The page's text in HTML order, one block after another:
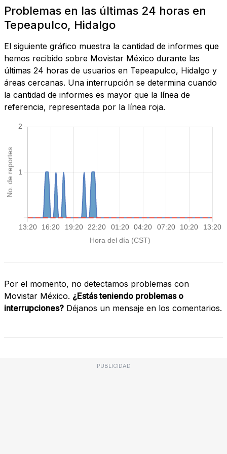
Problemas en las últimas 24 horas en
Tepeapulco, Hidalgo
El siguiente gráfico muestra la cantidad de informes que
hemos recibido sobre Movistar México durante las
últimas 24 horas de usuarios en Tepeapulco, Hidalgo y
áreas cercanas. Una interrupción se determina cuando
la cantidad de informes es mayor que la línea de
referencia, representada por la línea roja.
Por el momento, no detectamos problemas con
Movistar México. ¿Estás teniendo problemas o
interrupciones? Déjanos un mensaje en los comentarios.
PUBLICIDAD